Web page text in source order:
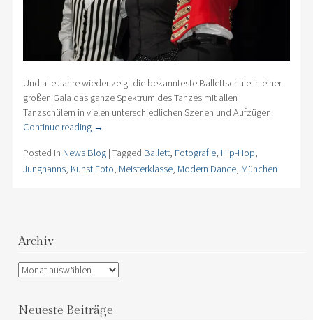
Und alle Jahre wieder zeigt die bekannteste Ballettschule in einer
großen Gala das ganze Spektrum des Tanzes mit allen
Tanzschülern in vielen unterschiedlichen Szenen und Aufzügen.
Continue reading →
Posted in News Blog | Tagged Ballett, Fotografie, Hip-Hop,
Junghanns, Kunst Foto, Meisterklasse, Modern Dance, München
Archiv
Archiv
Neueste Beiträge